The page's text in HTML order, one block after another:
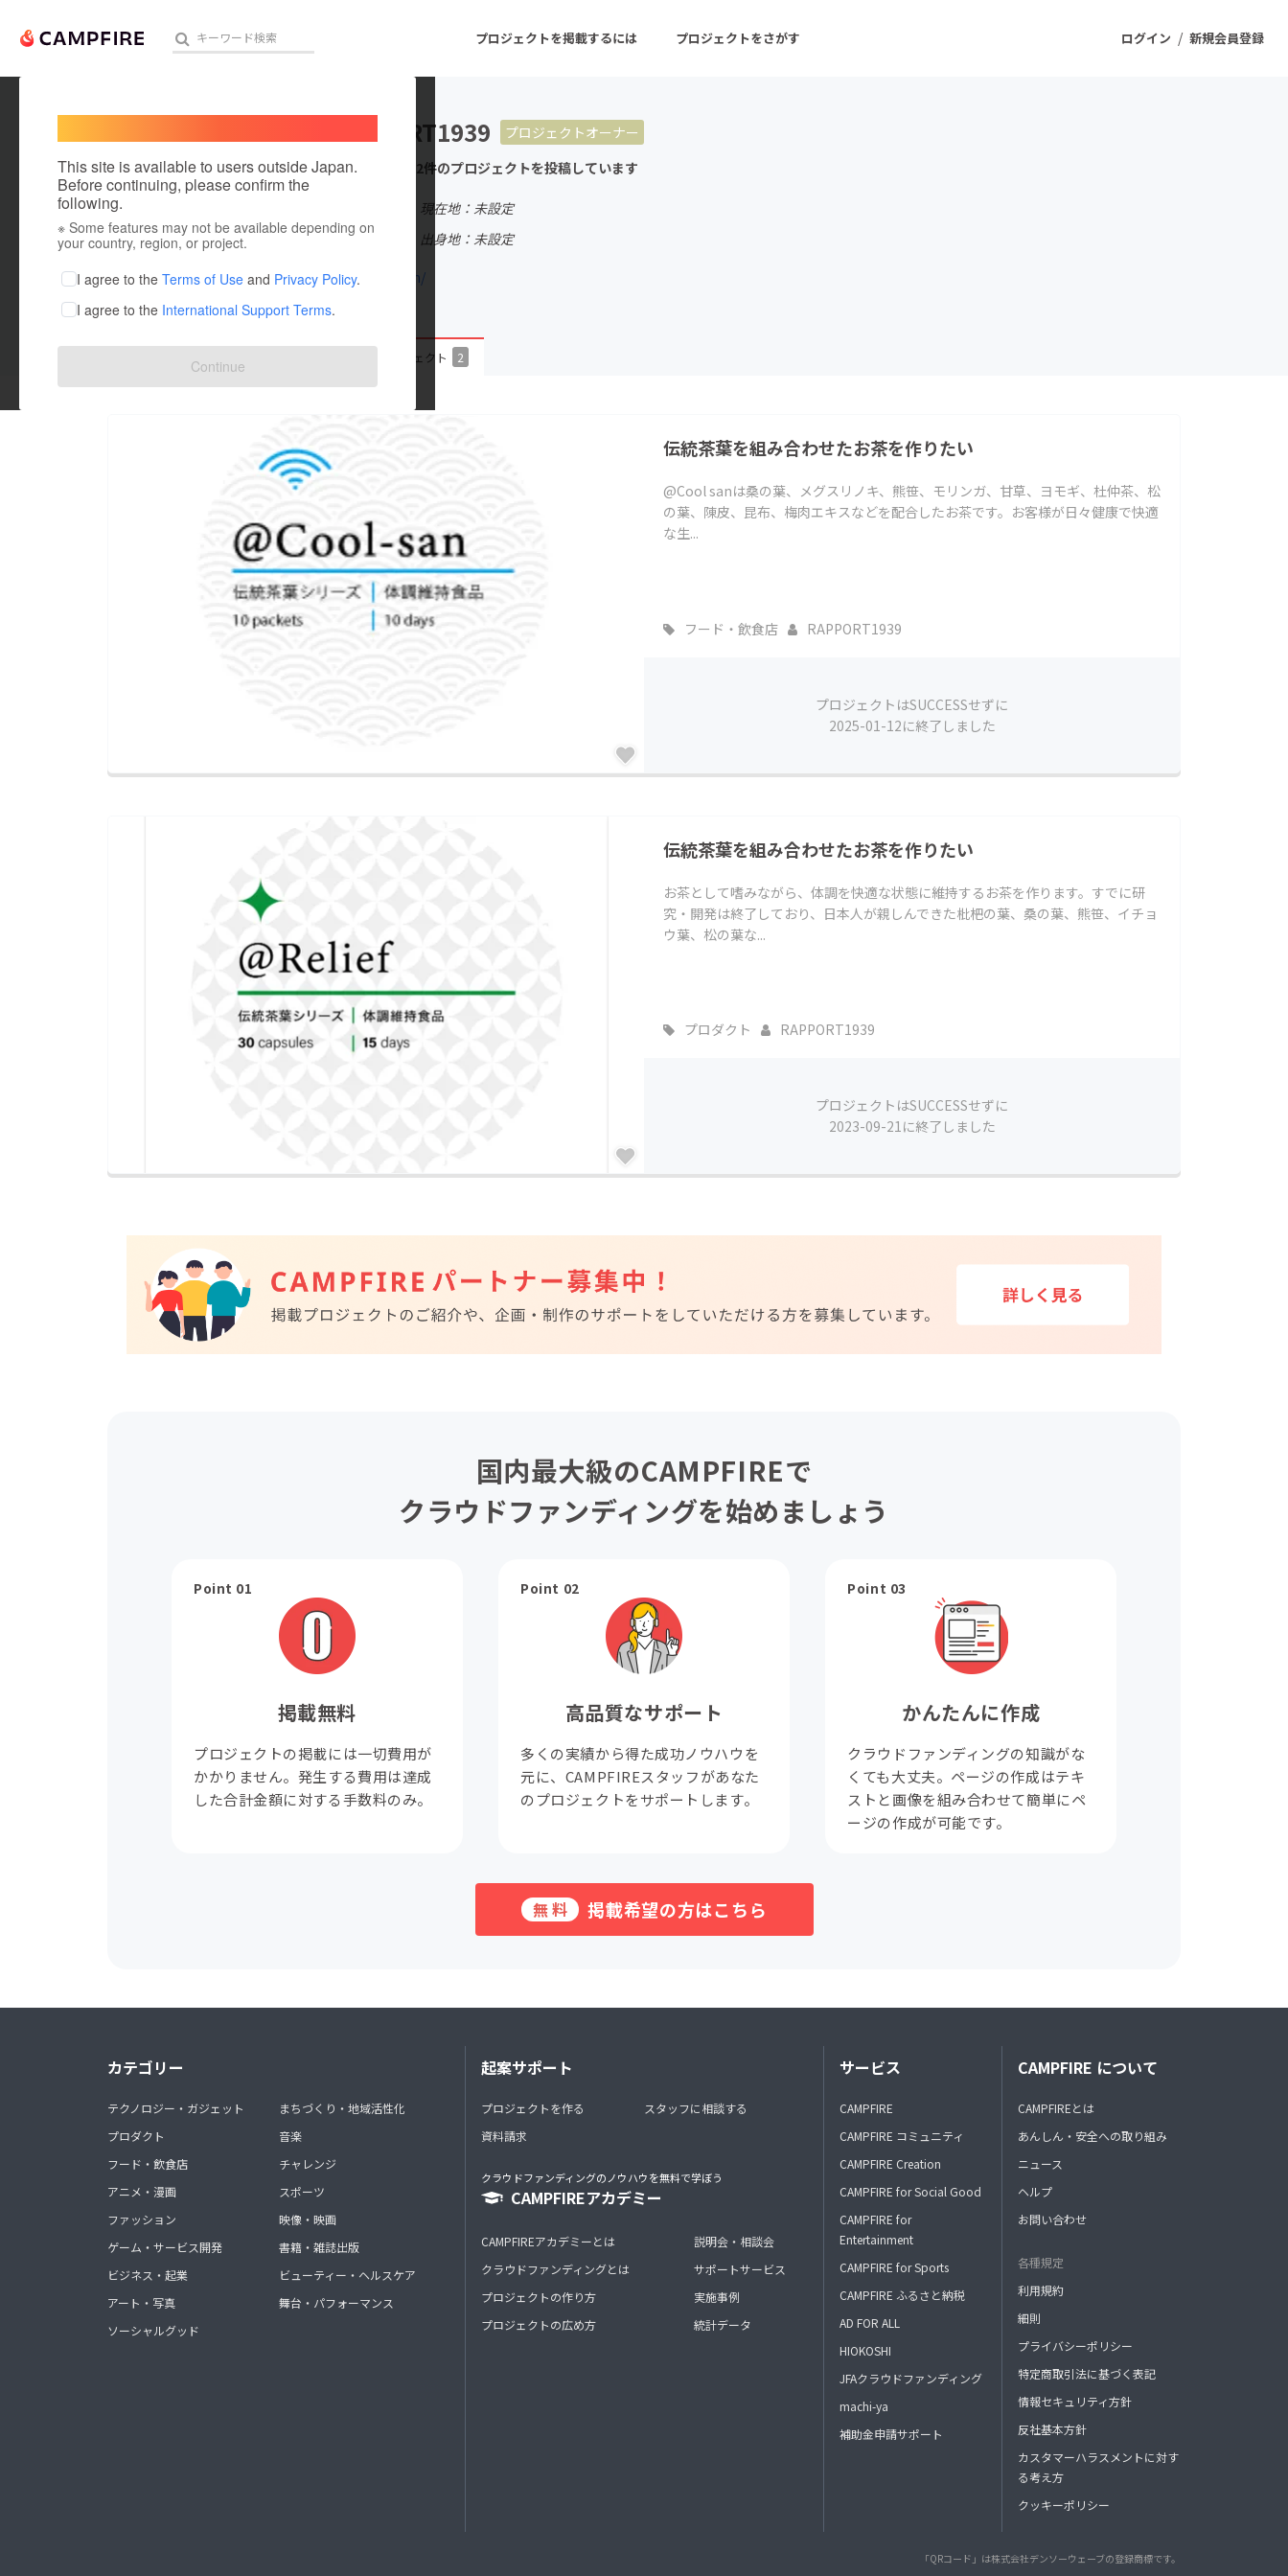
ログイン / 新規会員登録
プロジェクトを掲載するには プロジェクトをさがす
人気のプロジェクト 注目のリターン 注目の新着プロジェクト
アート・写真 音楽
テクノロジー・ガジェット
映像・映画
ビジネス・起業
チャレンジ
まちづくり・地域活性化
CAMPFIRE Creation
machi-ya コミュニティ
This site is available to users outside Japan.
Before continuing, please confirm the
following.
※ Some features may not be available depending on
your country, region, or project.
I agree to the Terms of Use and Privacy Policy.
I agree to the International Support Terms.
Continue
RAPPORT1939
プロジェクトオーナー
これまでに2件のプロジェクトを投稿しています
現在地：未設定
出身国：日本
出身地：未設定
asotk.com/
プロジェクト 2
伝統茶葉を組み合わせたお茶を作りたい
@Cool sanは桑の葉、メグスリノキ、熊笹、モリンガ、甘草、ヨモギ、杜仲茶、松
の葉、陳皮、昆布、梅肉エキスなどを配合したお茶です。お客様が日々健康で快適
な生...
フード・飲食店 RAPPORT1939
プロジェクトはSUCCESSせずに
2025-01-12に終了しました
伝統茶葉を組み合わせたお茶を作りたい
お茶として嗜みながら、体調を快適な状態に維持するお茶を作ります。すでに研
究・開発は終了しており、日本人が親しんできた枇杷の葉、桑の葉、熊笹、イチョ
ウ葉、松の葉な...
プロダクト RAPPORT1939
プロジェクトはSUCCESSせずに
2023-09-21に終了しました
国内最大級のCAMPFIREで
クラウドファンディングを始めましょう
Point 01
掲載無料
プロジェクトの掲載には一切費用が
かかりません。発生する費用は達成
した合計金額に対する手数料のみ。
Point 02
高品質なサポート
多くの実績から得た成功ノウハウを
元に、CAMPFIREスタッフがあなた
のプロジェクトをサポートします。
Point 03
かんたんに作成
クラウドファンディングの知識がな
くても大丈夫。ページの作成はテキ
ストと画像を組み合わせて簡単にペ
ージの作成が可能です。
無料 掲載希望の方はこちら
カテゴリー
テクノロジー・ガジェット
プロダクト
フード・飲食店
アニメ・漫画
ファッション
ゲーム・サービス開発
ビジネス・起業
アート・写真
ソーシャルグッド
まちづくり・地域活性化
音楽
チャレンジ
スポーツ
映像・映画
書籍・雑誌出版
ビューティー・ヘルスケア
舞台・パフォーマンス
起案サポート
プロジェクトを作る
資料請求
スタッフに相談する
クラウドファンディングのノウハウを無料で学ぼう
CAMPFIREアカデミー
CAMPFIREアカデミーとは
クラウドファンディングとは
プロジェクトの作り方
プロジェクトの広め方
説明会・相談会
サポートサービス
実施事例
統計データ
サービス
CAMPFIRE
CAMPFIRE コミュニティ
CAMPFIRE Creation
CAMPFIRE for Social Good
CAMPFIRE for
Entertainment
CAMPFIRE for Sports
CAMPFIRE ふるさと納税
AD FOR ALL
HIOKOSHI
JFAクラウドファンディング
machi-ya
補助金申請サポート
CAMPFIRE について
CAMPFIREとは
あんしん・安全への取り組み
ニュース
ヘルプ
お問い合わせ
各種規定
利用規約
細則
プライバシーポリシー
特定商取引法に基づく表記
情報セキュリティ方針
反社基本方針
カスタマーハラスメントに対す
る考え方
クッキーポリシー
「QRコード」は株式会社デンソーウェーブの登録商標です。